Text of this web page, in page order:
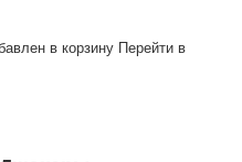
в корзину Перейти в